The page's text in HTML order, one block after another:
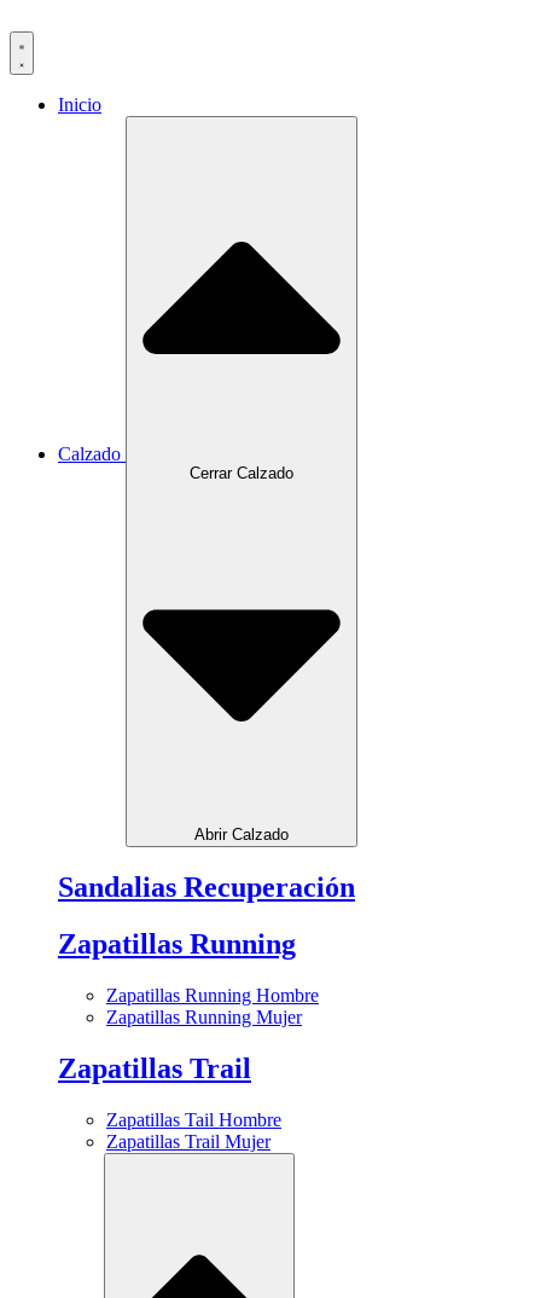
al
contenido
Inicio
Calzado
Cerrar Calzado
Abrir Calzado
Sandalias Recuperación
Zapatillas Running
Zapatillas Running Hombre
Zapatillas Running Mujer
Zapatillas Trail
Zapatillas Tail Hombre
Zapatillas Trail Mujer